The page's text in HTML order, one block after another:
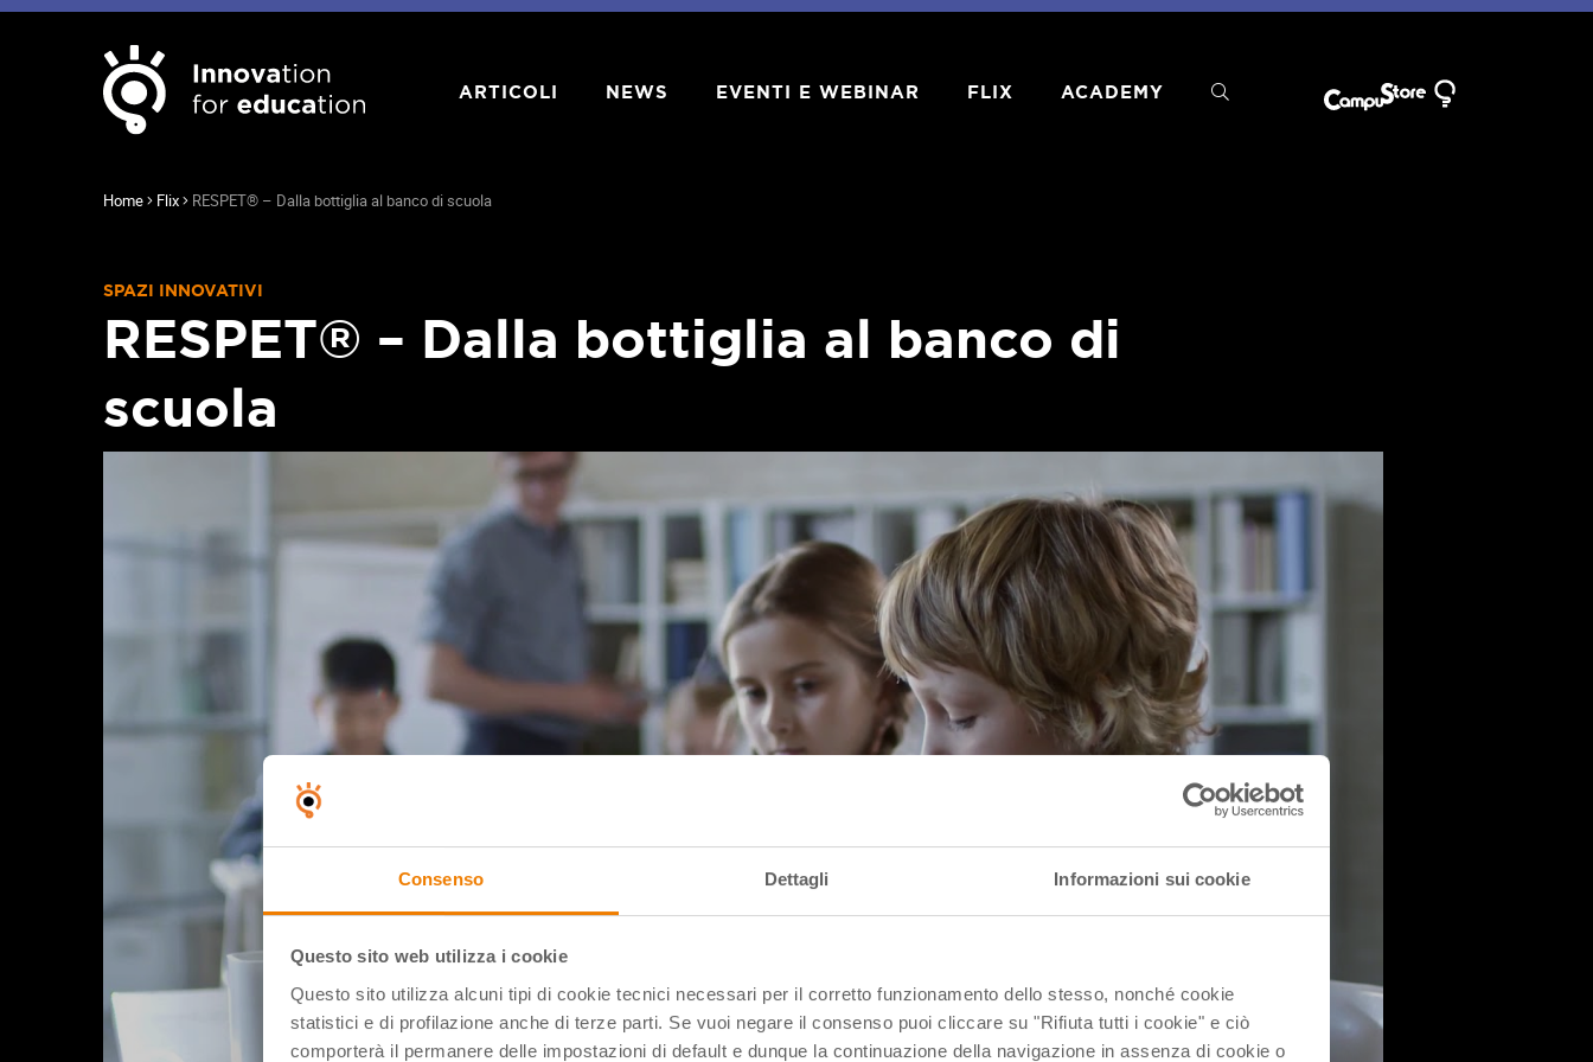
Consenso Dettagli Informazioni sui cookie
Questo sito web utilizza i cookie
Questo sito utilizza alcuni tipi di cookie tecnici necessari per il corretto funzionamento dello stesso, nonché cookie
statistici e di profilazione anche di terze parti. Se vuoi negare il consenso puoi cliccare su "Rifiuta tutti i cookie" e ciò
comporterà il permanere delle impostazioni di default e dunque la continuazione della navigazione in assenza di cookie o
ARTICOLI NEWS EVENTI E WEBINAR FLIX ACADEMY
Home Flix RESPET® – Dalla bottiglia al banco di scuola
SPAZI INNOVATIVI
RESPET® – Dalla bottiglia al banco di
scuola